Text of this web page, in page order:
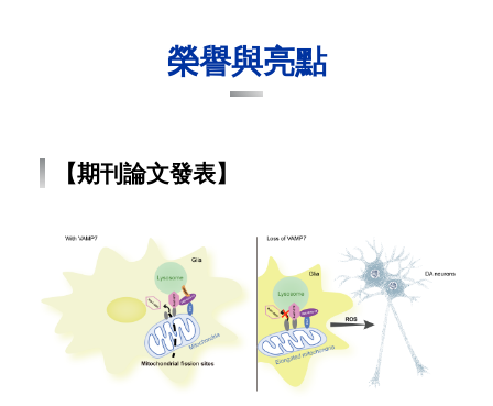
榮譽與亮點
【期刊論文發表】